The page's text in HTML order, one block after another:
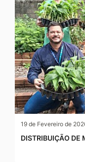
19 de Fevereiro de
DISTRIBUIÇÃO DE